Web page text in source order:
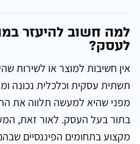
למה חשוב להיעזר
לעסק?
אין חשיבות למוצר או לשירות
תשתית עסקית וכלכלית נכונה
מפני שהיא למעשה תלווה את
בתור בעל העסק. לאור זאת,
מקצוע בתחומים הפיננסיים